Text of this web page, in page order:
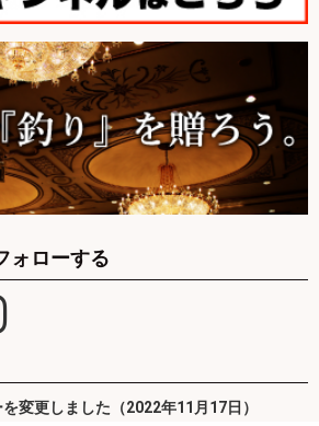
ォローする
変更しました（2022年11月17日）